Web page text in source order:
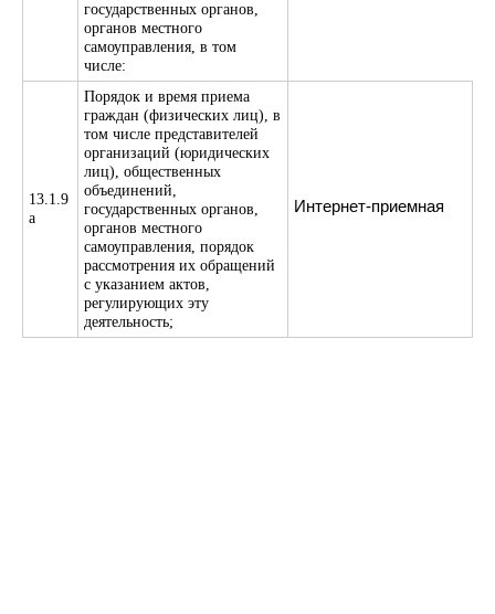
государственных органов,
органов местного
самоуправления, в том
числе:
13.1.9
а
Порядок и время приема
граждан (физических лиц), в
том числе представителей
организаций (юридических
лиц), общественных
объединений,
государственных органов,
органов местного
самоуправления, порядок
рассмотрения их обращений
с указанием актов,
регулирующих эту
деятельность;
Интернет-приемная